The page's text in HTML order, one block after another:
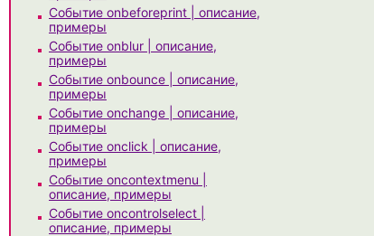
Событие onbeforeprint | описание,
примеры
Событие onblur | описание,
примеры
Событие onbounce | описание,
примеры
Событие onchange | описание,
примеры
Событие onclick | описание,
примеры
Событие oncontextmenu |
описание, примеры
Событие oncontrolselect |
описание, примеры